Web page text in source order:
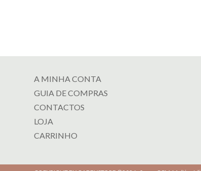
A MINHA CONTA
GUIA DE COMPRAS
CONTACTOS
LOJA
CARRINHO